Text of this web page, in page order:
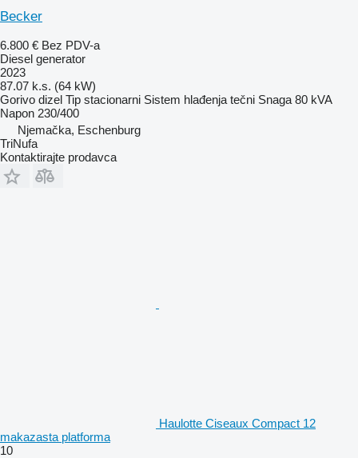
Becker
6.800 € Bez PDV-a
Diesel generator
2023
87.07 k.s. (64 kW)
Gorivo dizel Tip stacionarni Sistem hlađenja tečni Snaga 80 kVA
Napon 230/400
Njemačka, Eschenburg
TriNufa
Kontaktirajte prodavca
Haulotte Ciseaux Compact 12
makazasta platforma
10